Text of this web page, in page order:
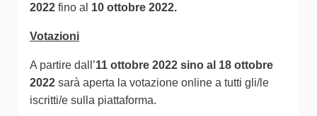
2022 fino al 10 ottobre 2022.
Votazioni
A partire dall’11 ottobre 2022 sino al 18 ottobre
2022 sarà aperta la votazione online a tutti gli/le
iscritti/e sulla piattaforma.